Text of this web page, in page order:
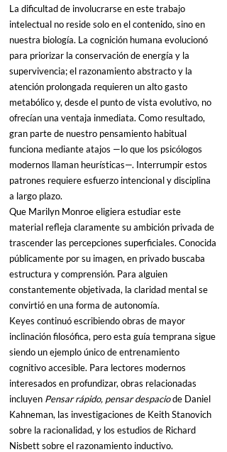
La dificultad de involucrarse en este trabajo
intelectual no reside solo en el contenido, sino en
nuestra biología. La cognición humana evolucionó
para priorizar la conservación de energía y la
supervivencia; el razonamiento abstracto y la
atención prolongada requieren un alto gasto
metabólico y, desde el punto de vista evolutivo, no
ofrecían una ventaja inmediata. Como resultado,
gran parte de nuestro pensamiento habitual
funciona mediante atajos —lo que los psicólogos
modernos llaman heurísticas—. Interrumpir estos
patrones requiere esfuerzo intencional y disciplina
a largo plazo.
Que Marilyn Monroe eligiera estudiar este
material refleja claramente su ambición privada de
trascender las percepciones superficiales. Conocida
públicamente por su imagen, en privado buscaba
estructura y comprensión. Para alguien
constantemente objetivada, la claridad mental se
convirtió en una forma de autonomía.
Keyes continuó escribiendo obras de mayor
inclinación filosófica, pero esta guía temprana sigue
siendo un ejemplo único de entrenamiento
cognitivo accesible. Para lectores modernos
interesados en profundizar, obras relacionadas
incluyen Pensar rápido, pensar despacio de Daniel
Kahneman, las investigaciones de Keith Stanovich
sobre la racionalidad, y los estudios de Richard
Nisbett sobre el razonamiento inductivo.